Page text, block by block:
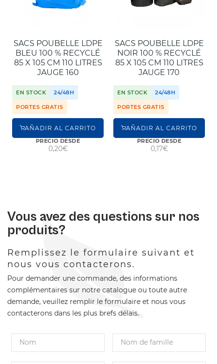
SACS POUBELLE LDPE
BLEU 100 % RECYCLÉ
85 X 105 CM 110 LITRES
JAUGE 160
EN STOCK 24/48H
PORTES GRATIS
AÑADIR AL CARRITO
PRECIO DESDE
0,20€
SACS POUBELLE LDPE
NOIR 100 % RECYCLÉ
85 X 105 CM 110 LITRES
JAUGE 170
EN STOCK 24/48H
PORTES GRATIS
AÑADIR AL CARRITO
PRECIO DESDE
0,17€
Vous avez des questions sur nos
produits?
Remplissez le formulaire suivant et
nous vous contacterons.
Pour demander une commande, des informations
complémentaires sur notre catalogue ou toute autre
demande, veuillez remplir le formulaire et nous vous
contacterons dans les plus brefs délais.